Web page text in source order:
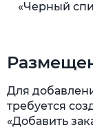
«Черный
Для
требуется
«Добавить